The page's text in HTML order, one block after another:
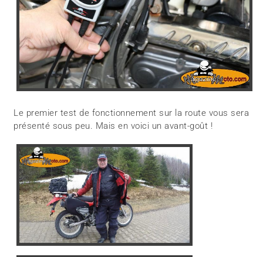
Le premier test de fonctionnement sur la route vous sera
présenté sous peu. Mais en voici un avant-goût !